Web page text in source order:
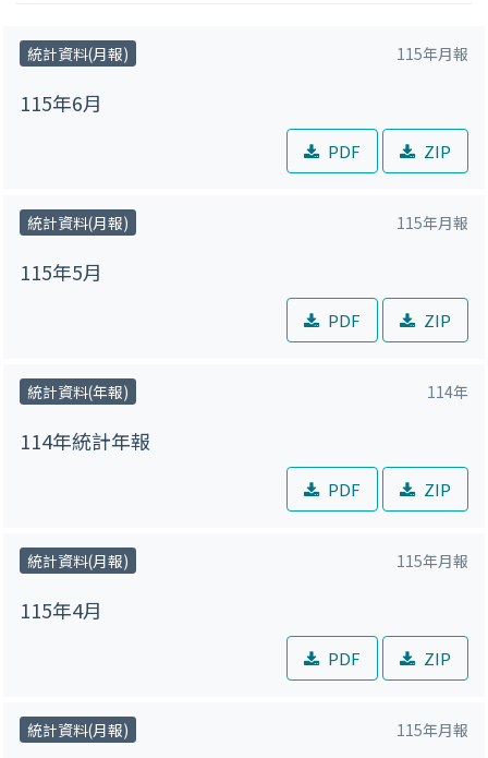
統計資料(月報) 115年月報
115年6月
PDF ZIP
統計資料(月報) 115年月報
115年5月
PDF ZIP
統計資料(年報) 114年
114年統計年報
PDF ZIP
統計資料(月報) 115年月報
115年4月
PDF ZIP
統計資料(月報) 115年月報